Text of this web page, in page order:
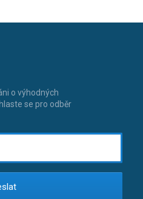
o výhodných
se pro odběr